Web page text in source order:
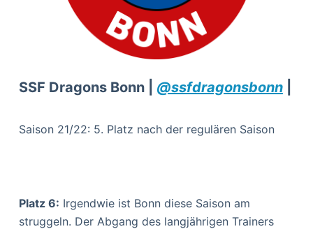
SSF Dragons Bonn | @ssfdragonsbonn|
Saison 21/22: 5. Platz nach der regulären Saison
Platz 6: Irgendwie ist Bonn diese Saison am
struggeln. Der Abgang des langjährigen Trainers